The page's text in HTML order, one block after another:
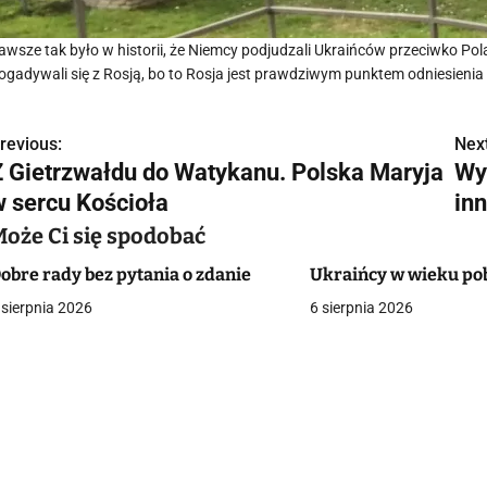
tak było w historii, że Niemcy podjudzali Ukraińców przeciwko
się z Rosją, bo to Rosja jest prawdziwym punktem odniesienia
Gietrzwałdu do Watykanu. Polska Maryja
sercu Kościoła
Ci się spodobać
rady bez pytania o zdanie
2026
Ukraińcy w wieku
6 sierpnia 2026